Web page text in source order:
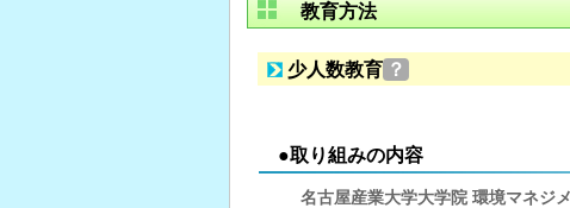
教育方法
少人数教育 ？
●取り組みの内容
名古屋産業大学大学院 環境マネジ